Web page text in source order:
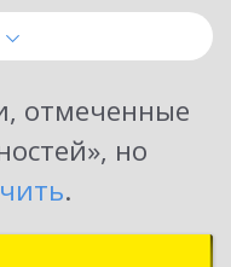
отмеченные
», но
.